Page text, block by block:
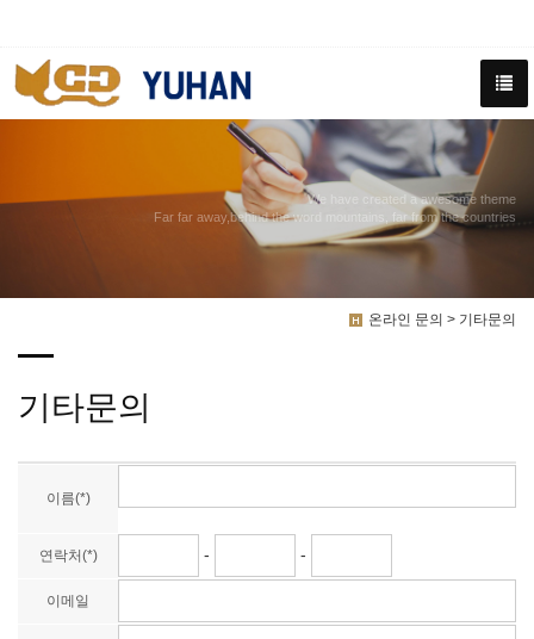
We have created a awesome theme
Far far away,behind the word mountains, far from the countries
온라인 문의 > 기타문의
기타문의
이름(*)
연락처(*) - -
이메일